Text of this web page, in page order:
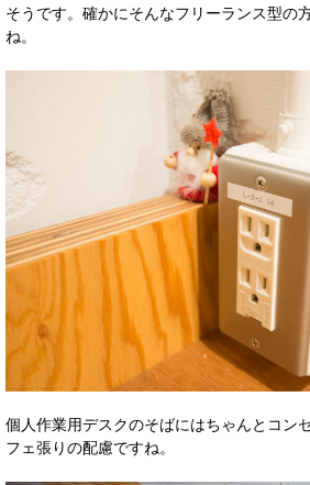
そうです。確かにそんなフリーランス型の
ね。
個人作業用デスクのそばにはちゃんとコン
フェ張りの配慮ですね。